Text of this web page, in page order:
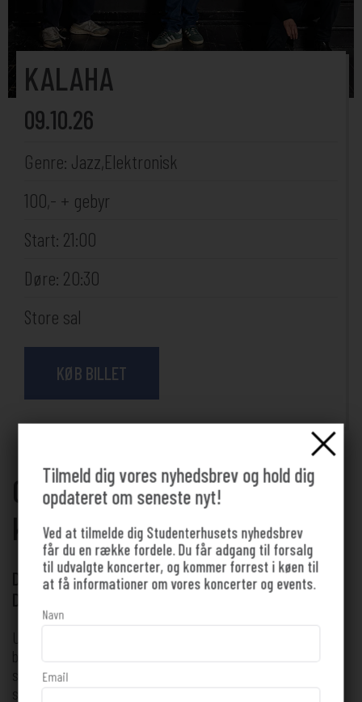
KALAHA
09.10.26
Genre: Jazz,Elektronisk
100,- + gebyr
Start: 21:00
Døre: 20:30
Store sal
KØB BILLET
Gå ikke glip af Kalaha når de
kommer til Studenterhuset!
DU BEHØVER IKKE AT VÆRE STUDERENDE FOR AT
DELTAGE
Udover at være et ekstremt medrivende og højenergisk live-
band, er Kalaha kendt for at være evigt udforskende i deres
søgen efter musikalske grænseområder og geografiske
spektre. Bestående af trommehelten Emil de Waal, guitaristen
Tilmeld dig vores nyhedsbrev og hold dig
opdateret om seneste nyt!
Ved at tilmelde dig Studenterhusets nyhedsbrev
får du en række fordele. Du får adgang til forsalg
til udvalgte koncerter, og kommer forrest i køen til
at få informationer om vores koncerter og events.
Navn
Email